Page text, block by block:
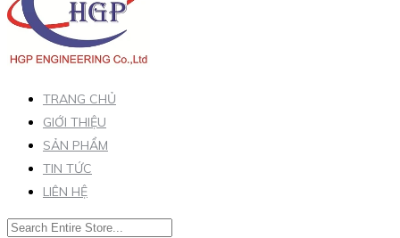
TRANG CHỦ
GIỚI THIỆU
SẢN PHẨM
TIN TỨC
LIÊN HỆ